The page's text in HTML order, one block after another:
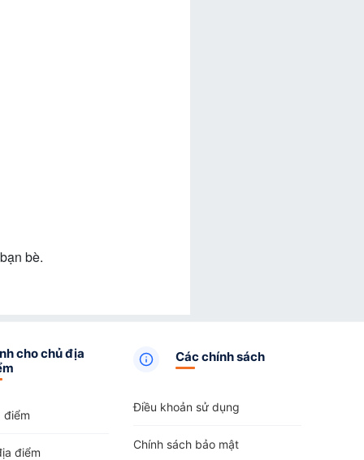
bè.
cho chủ địa
điểm
điểm
Các chính sách
Điều khoản sử dụng
Chính sách bảo mật